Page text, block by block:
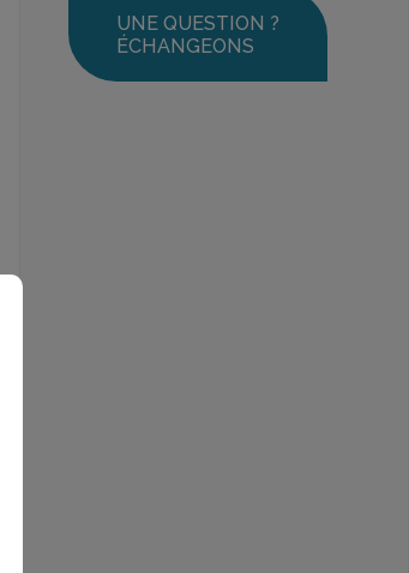
UNE QUESTION ?
ÉCHANGEONS